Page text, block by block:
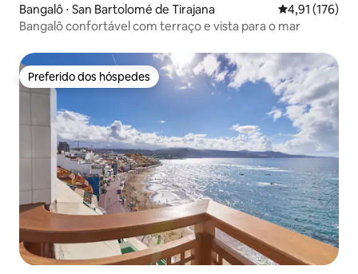
Bangalô ⋅ San Bartolomé de Tirajana 4,91 de uma
4,91 (176)
Bangalô confortável com terraço e vista para o mar
Preferido dos hóspedes
Preferido dos hóspedes